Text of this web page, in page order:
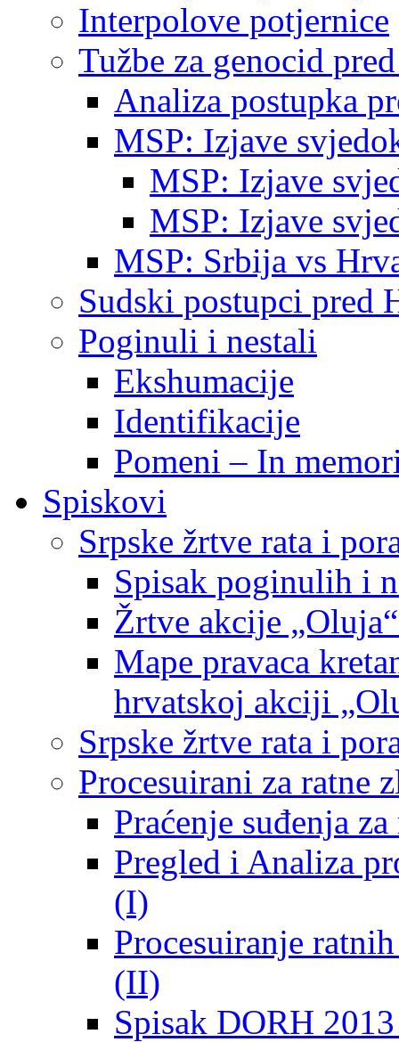
Interpolove potjernice
Tužbe za genocid
Analiza postupka
MSP: Izjave
MSP: Izjave
MSP: Izjave
MSP: Srbija vs
Sudski postupci pred
Poginuli i nestali
Ekshumacije
Identifikacije
Pomeni – In
Spiskovi
Srpske žrtve rata i
Spisak poginulih i
Žrtve akcije
Mape pravaca
hrvatskoj akciji
Srpske žrtve rata i
Procesuirani za ratne
Praćenje suđenja
Pregled i Analiza
(I)
Procesuiranje
(II)
Spisak DORH